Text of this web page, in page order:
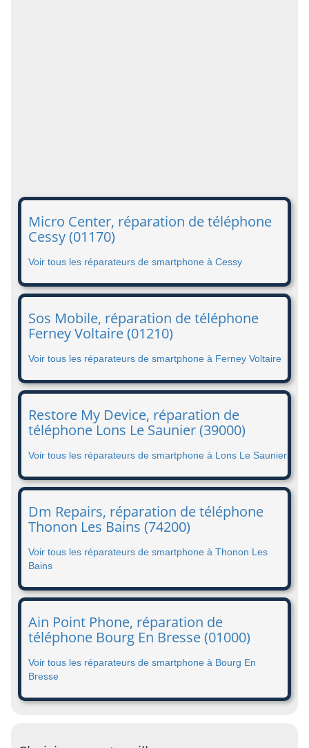
Micro Center, réparation de téléphone
Cessy (01170)
Voir tous les réparateurs de smartphone à Cessy
Sos Mobile, réparation de téléphone
Ferney Voltaire (01210)
Voir tous les réparateurs de smartphone à Ferney Voltaire
Restore My Device, réparation de
téléphone Lons Le Saunier (39000)
Voir tous les réparateurs de smartphone à Lons Le Saunier
Dm Repairs, réparation de téléphone
Thonon Les Bains (74200)
Voir tous les réparateurs de smartphone à Thonon Les
Bains
Ain Point Phone, réparation de
téléphone Bourg En Bresse (01000)
Voir tous les réparateurs de smartphone à Bourg En
Bresse